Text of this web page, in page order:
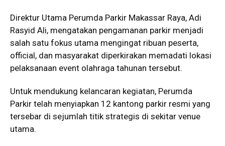
Direktur Utama Perumda Parkir Makassar Raya, Adi
Rasyid Ali, mengatakan pengamanan parkir menjadi
salah satu fokus utama mengingat ribuan peserta,
official, dan masyarakat diperkirakan memadati lokasi
pelaksanaan event olahraga tahunan tersebut.
Untuk mendukung kelancaran kegiatan, Perumda
Parkir telah menyiapkan 12 kantong parkir resmi yang
tersebar di sejumlah titik strategis di sekitar venue
utama.